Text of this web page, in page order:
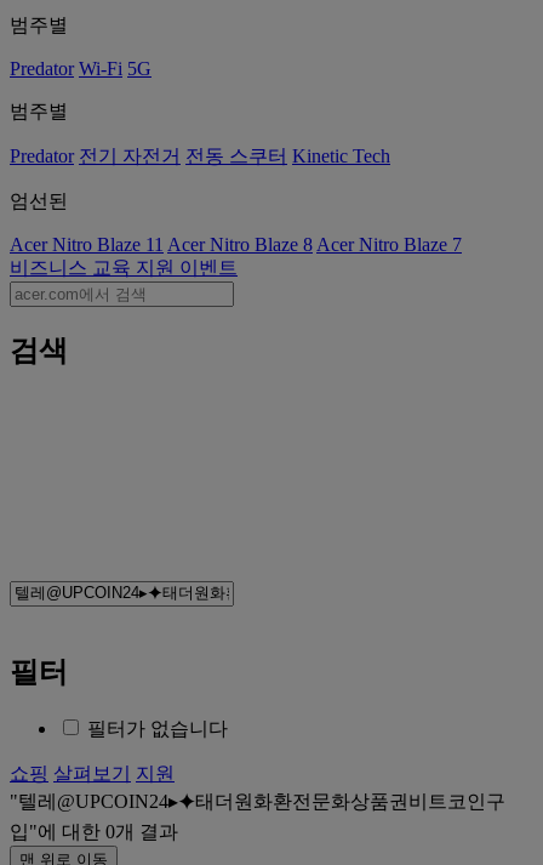
범주별
Predator Wi-Fi 5G
범주별
Predator 전기 자전거 전동 스쿠터 Kinetic Tech
엄선된
Acer Nitro Blaze 11 Acer Nitro Blaze 8 Acer Nitro Blaze 7
비즈니스 교육 지원 이벤트
검색
필터
필터가 없습니다
쇼핑 살펴보기
지원
텔레@UPCOIN24▸⯌태더원화환전문화상품권비트코인구
입 에 대한 0개 결과
맨 위로 이동